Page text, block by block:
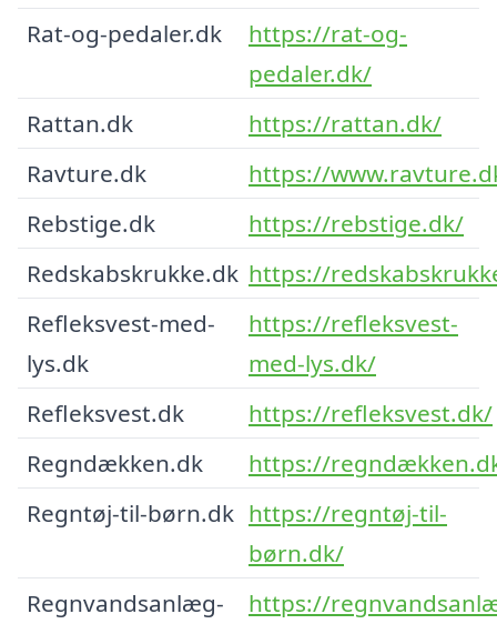
Rat-og-pedaler.dk
https://rat-og-
pedaler.dk/
Rattan.dk
https://rattan.dk/
Ravture.dk
https://
Rebstige.dk
https://rebstige.dk/
Redskabskrukke.dk https://
Refleksvest-med-
lys.dk
https://refleksvest-
med-lys.dk/
Refleksvest.dk
https://refleksvest.dk/
Regndækken.dk
https://
Regntøj-til-børn.dk https://regntøj-til-
børn.dk/
Regnvandsanlæg-
https://